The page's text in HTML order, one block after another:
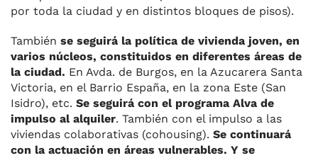
por toda la ciudad y en distintos bloques de pisos).
También se seguirá la política de vivienda joven, en
varios núcleos, constituidos en diferentes áreas de
la ciudad. En Avda. de Burgos, en la Azucarera Santa
Victoria, en el Barrio España, en la zona Este (San
Isidro), etc. Se seguirá con el programa Alva de
impulso al alquiler. También con el impulso a las
viviendas colaborativas (cohousing). Se continuará
con la actuación en áreas vulnerables. Y se